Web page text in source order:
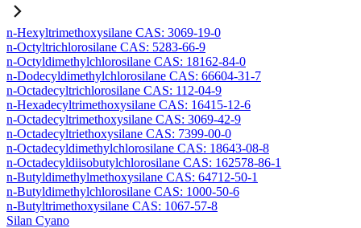
n-Hexyltrimethoxysilane CAS: 3069-19-0
n-Octyltrichlorosilane CAS: 5283-66-9
n-Octyldimethylchlorosilane CAS: 18162-84-0
n-Dodecyldimethylchlorosilane CAS: 66604-31-7
n-Octadecyltrichlorosilane CAS: 112-04-9
n-Hexadecyltrimethoxysilane CAS: 16415-12-6
n-Octadecyltrimethoxysilane CAS: 3069-42-9
n-Octadecyltriethoxysilane CAS: 7399-00-0
n-Octadecyldimethylchlorosilane CAS: 18643-08-8
n-Octadecyldiisobutylchlorosilane CAS: 162578-86-1
n-Butyldimethylmethoxysilane CAS: 64712-50-1
n-Butyldimethylchlorosilane CAS: 1000-50-6
n-Butyltrimethoxysilane CAS: 1067-57-8
Silan Cyano